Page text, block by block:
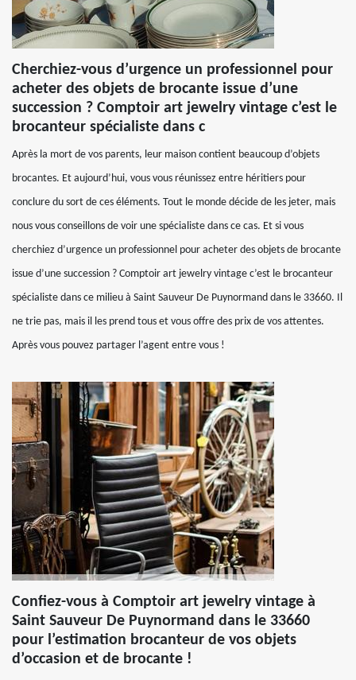
Cherchiez-vous d’urgence un professionnel pour
acheter des objets de brocante issue d’une
succession ? Comptoir art jewelry vintage c’est le
brocanteur spécialiste dans c
Après la mort de vos parents, leur maison contient beaucoup d’objets
brocantes. Et aujourd’hui, vous vous réunissez entre héritiers pour
conclure du sort de ces éléments. Tout le monde décide de les jeter, mais
nous vous conseillons de voir une spécialiste dans ce cas. Et si vous
cherchiez d’urgence un professionnel pour acheter des objets de brocante
issue d’une succession ? Comptoir art jewelry vintage c’est le brocanteur
spécialiste dans ce milieu à Saint Sauveur De Puynormand dans le 33660. Il
ne trie pas, mais il les prend tous et vous offre des prix de vos attentes.
Après vous pouvez partager l’agent entre vous !
Confiez-vous à Comptoir art jewelry vintage à
Saint Sauveur De Puynormand dans le 33660
pour l’estimation brocanteur de vos objets
d’occasion et de brocante !